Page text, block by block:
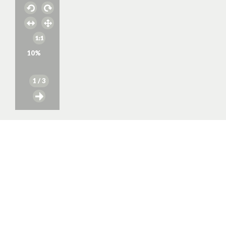
10%
1 / 3